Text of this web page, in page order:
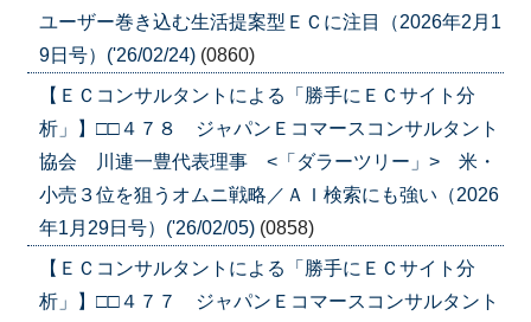
ユーザー巻き込む生活提案型ＥＣに注目（2026年2月1
9日号）('26/02/24) (0860)
【ＥＣコンサルタントによる「勝手にＥＣサイト分
析」】□□４７８ ジャパンＥコマースコンサルタント
協会 川連一豊代表理事 <「ダラーツリー」> 米・
小売３位を狙うオムニ戦略／ＡＩ検索にも強い（2026
年1月29日号）('26/02/05) (0858)
【ＥＣコンサルタントによる「勝手にＥＣサイト分
析」】□□４７７ ジャパンＥコマースコンサルタント